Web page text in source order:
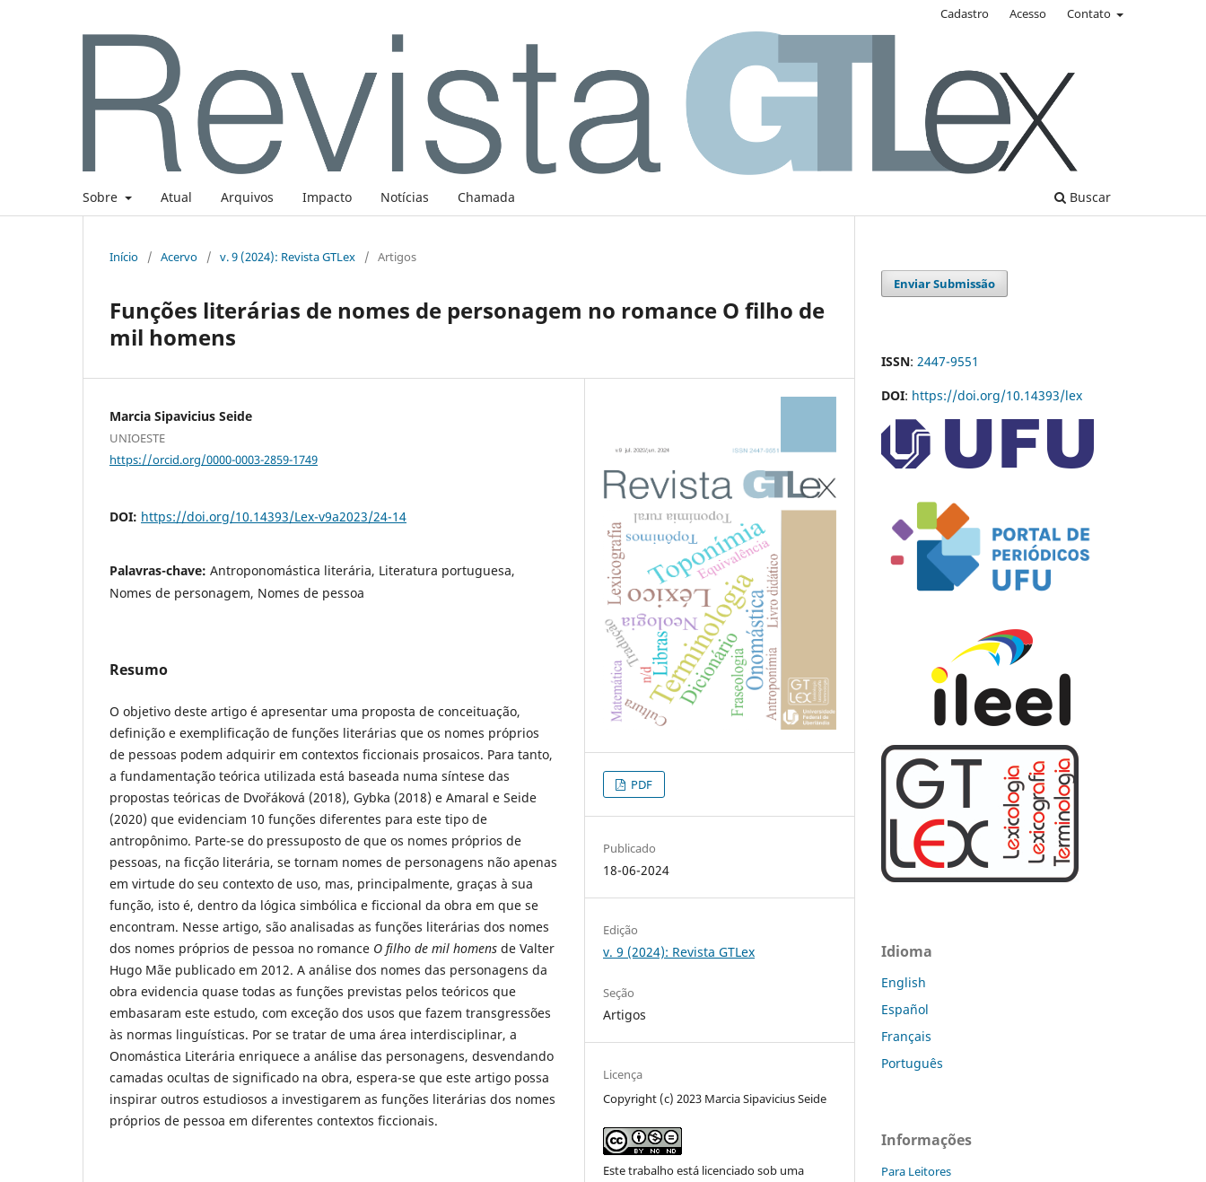
Sobre Atual Arquivos Impacto Notícias Chamada Buscar
Cadastro Acesso Contato
Início / Acervo / v. 9 (2024): Revista GTLex / Artigos
Funções literárias de nomes de personagem no romance O filho de
mil homens
Marcia Sipavicius Seide
UNIOESTE
https://orcid.org/0000-0003-2859-1749
DOI: https://doi.org/10.14393/Lex-v9a2023/24-14
Palavras-chave: Antroponomástica literária, Literatura portuguesa,
Nomes de personagem, Nomes de pessoa
Resumo
O objetivo deste artigo é apresentar uma proposta de conceituação,
definição e exemplificação de funções literárias que os nomes próprios
de pessoas podem adquirir em contextos ficcionais prosaicos. Para tanto,
a fundamentação teórica utilizada está baseada numa síntese das
propostas teóricas de Dvořáková (2018), Gybka (2018) e Amaral e Seide
(2020) que evidenciam 10 funções diferentes para este tipo de
antropônimo. Parte-se do pressuposto de que os nomes próprios de
pessoas, na ficção literária, se tornam nomes de personagens não apenas
em virtude do seu contexto de uso, mas, principalmente, graças à sua
função, isto é, dentro da lógica simbólica e ficcional da obra em que se
encontram. Nesse artigo, são analisadas as funções literárias dos nomes
dos nomes próprios de pessoa no romance O filho de mil homens de Valter
Hugo Mãe publicado em 2012. A análise dos nomes das personagens da
obra evidencia quase todas as funções previstas pelos teóricos que
embasaram este estudo, com exceção dos usos que fazem transgressões
às normas linguísticas. Por se tratar de uma área interdisciplinar, a
Onomástica Literária enriquece a análise das personagens, desvendando
camadas ocultas de significado na obra, espera-se que este artigo possa
inspirar outros estudiosos a investigarem as funções literárias dos nomes
próprios de pessoa em diferentes contextos ficcionais.
PDF
Publicado
18-06-2024
Edição
v. 9 (2024): Revista GTLex
Seção
Artigos
Licença
Copyright (c) 2023 Marcia Sipavicius Seide
Este trabalho está licenciado sob uma
Enviar Submissão
ISSN: 2447-9551
DOI: https://doi.org/10.14393/lex
Idioma
English
Español
Français
Português
Informações
Para Leitores